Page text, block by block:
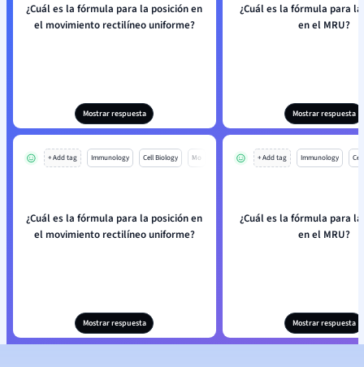
¿Cuál es la fórmula para la posición en
el movimiento rectilíneo uniforme?
Mostrar respuesta
¿Cuál es la fórmula para
en el MRU?
Mostrar respuesta
+ Add tag Immunology Cell Biology Mo
¿Cuál es la fórmula para la posición en
el movimiento rectilíneo uniforme?
Mostrar respuesta
+ Add tag Immunology
¿Cuál es la fórmula para
en el MRU?
Mostrar respuesta